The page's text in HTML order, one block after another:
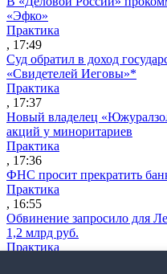
«Эфко»
Практика
, 17:49
Суд обратил в доход
«Свидетелей Иеговы»*
Практика
, 17:37
Новый владелец
акций у миноритариев
Практика
, 17:36
ФНС просит прекратить
Практика
, 16:55
Обвинение запросило для
1,2 млрд руб.
Практика